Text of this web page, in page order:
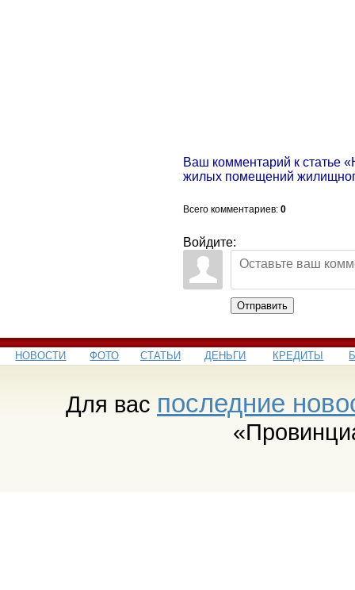
Ваш комментарий к статье
жилых помещений
Всего комментариев: 0
Войдите:
Отправить
НОВОСТИ ФОТО СТАТЬИ ДЕНЬГИ КРЕДИТЫ
Для вас последние